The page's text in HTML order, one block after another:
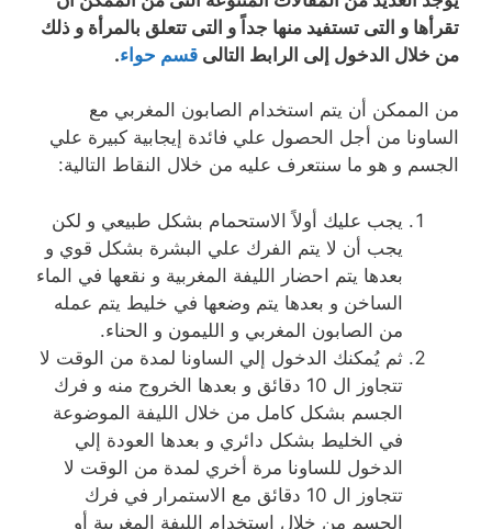
تقرأها و التى تستفيد منها جداً و التى تتعلق بالمرأة و ذلك
من خلال الدخول إلى الرابط التالى قسم حواء.
من الممكن أن يتم استخدام الصابون المغربي مع
الساونا من أجل الحصول علي فائدة إيجابية كبيرة علي
الجسم و هو ما سنتعرف عليه من خلال النقاط التالية:
يجب عليك أولاً الاستحمام بشكل طبيعي و لكن
يجب أن لا يتم الفرك علي البشرة بشكل قوي و
بعدها يتم احضار الليفة المغربية و نقعها في الماء
الساخن و بعدها يتم وضعها في خليط يتم عمله
من الصابون المغربي و الليمون و الحناء.
ثم يُمكنك الدخول إلي الساونا لمدة من الوقت لا
تتجاوز ال 10 دقائق و بعدها الخروج منه و فرك
الجسم بشكل كامل من خلال الليفة الموضوعة
في الخليط بشكل دائري و بعدها العودة إلي
الدخول للساونا مرة أخري لمدة من الوقت لا
تتجاوز ال 10 دقائق مع الاستمرار في فرك
الجسم من خلال استخدام الليفة المغربية أو